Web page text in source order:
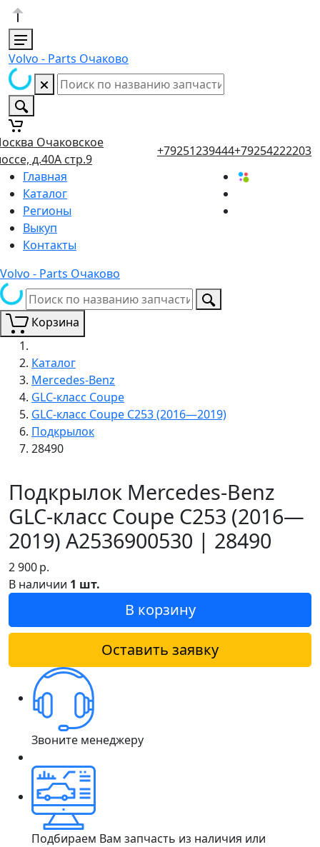
Volvo - Parts Очаково
Очаковское
д.40А стр.9
+79251239444+79254222203
Главная
Каталог
Регионы
Выкуп
Контакты
Volvo - Parts Очаково
Корзина
Каталог
Mercedes-Benz
GLC-класс Coupe
GLC-класс Coupe C253 (2016—2019)
Подкрылок
28490
Подкрылок Mercedes-Benz
GLC-класс Coupe C253 (2016—
2019) A2536900530 | 28490
2 900р.
В наличии 1 шт.
В корзину
Оставить заявку
Звоните менеджеру
Подбираем Вам запчасть из наличия или